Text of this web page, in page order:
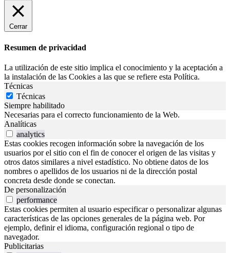
Cerrar
Resumen de privacidad
La utilización de este sitio implica el conocimiento y la aceptación a
la instalación de las Cookies a las que se refiere esta Política.
Técnicas
Técnicas
Siempre habilitado
Necesarias para el correcto funcionamiento de la Web.
Analíticas
analytics
Estas cookies recogen información sobre la navegación de los
usuarios por el sitio con el fin de conocer el origen de las visitas y
otros datos similares a nivel estadístico. No obtiene datos de los
nombres o apellidos de los usuarios ni de la dirección postal
concreta desde donde se conectan.
De personalización
performance
Estas cookies permiten al usuario especificar o personalizar algunas
características de las opciones generales de la página web. Por
ejemplo, definir el idioma, configuración regional o tipo de
navegador.
Publicitarias